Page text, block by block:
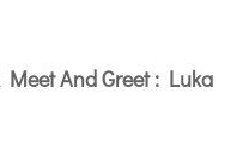
Meet And Greet : Luka